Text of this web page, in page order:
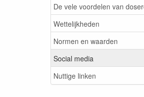
De vele voordelen van
Wettelijkheden
Normen en waarden
Social media
Nuttige linken